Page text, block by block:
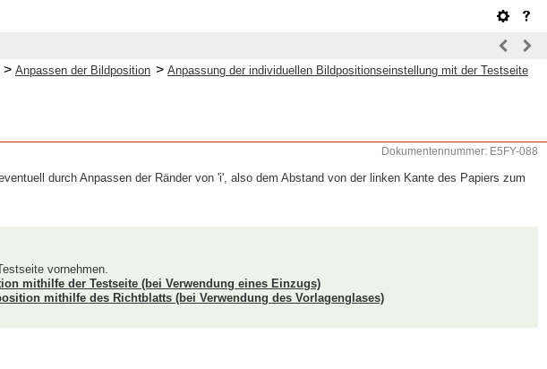
> Anpassen der Bildposition > Anpassung der individuellen Bildpositionseinstellung mit der Testseite
Dokumentennummer: E5FY-088
durch Anpassen der Ränder von 'i', also dem Abstand von der linken Kante des Papiers zum
vornehmen.
mithilfe der Testseite (bei Verwendung eines Einzugs)
mithilfe des Richtblatts (bei Verwendung des Vorlagenglases)